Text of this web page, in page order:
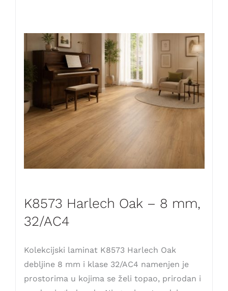
K8573 Harlech Oak – 8 mm,
32/AC4
Kolekcijski laminat K8573 Harlech Oak
debljine 8 mm i klase 32/AC4 namenjen je
prostorima u kojima se želi topao, prirodan i